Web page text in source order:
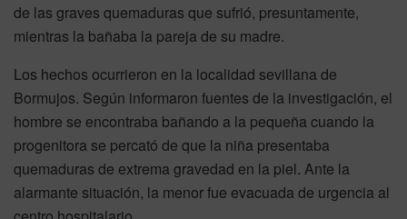
de las graves quemaduras que sufrió, presuntamente,
mientras la bañaba la pareja de su madre.
Los hechos ocurrieron en la localidad sevillana de
Bormujos. Según informaron fuentes de la investigación, el
hombre se encontraba bañando a la pequeña cuando la
progenitora se percató de que la niña presentaba
quemaduras de extrema gravedad en la piel. Ante la
alarmante situación, la menor fue evacuada de urgencia al